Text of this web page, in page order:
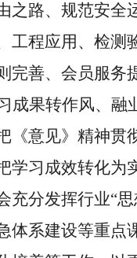
之路、规范安全
工程应用、检测
完善、会员服
成果转作风、
《意见》精神贯
学习成效转化为
充分发挥行业“
体系建设等重点